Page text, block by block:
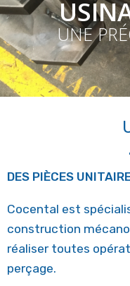
DES PIÈCES
Cocental est
construction
réaliser toutes
perçage.